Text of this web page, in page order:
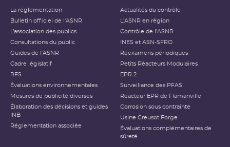
La réglementation
Bulletin officiel de l'ASNR
L’association des publics
Consultations du public
Guides de l'ASNR
Cadre législatif
RFS
Évaluations environnementales
Mesures de publicité diverses
Élaboration des décisions et guides
INB
Réglementation associée
Actualités du contrôle
L'ASNR en région
Contrôle de l'ASNR
INES et ASN-SFRO
Réexamens périodiques
Petits Réacteurs Modulaires
EPR 2
Surveillance des PFAS
Réacteur EPR de Flamanville
Corrosion sous contrainte
Usine Creusot Forge
Évaluations complémentaires de
sûreté